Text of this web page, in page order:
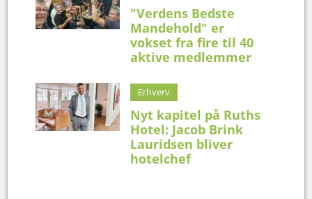
"Verdens Bedste
Mandehold" er
vokset fra fire til 40
aktive medlemmer
Erhverv
Nyt kapitel på Ruths
Hotel: Jacob Brink
Lauridsen bliver
hotelchef